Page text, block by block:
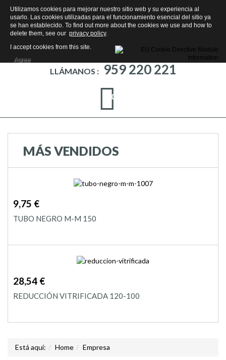
LLÁMANOS : 959 220 221
0
MÁS VENDIDOS
9,75 €
TUBO NEGRO M-M 150
28,54 €
REDUCCIÓN VITRIFICADA 120-100
Está aquí: Home Empresa
Utilizamos cookies para mejorar nuestro sitio web y su experiencia al
usarlo. Las cookies utilizadas para el funcionamiento esencial del sitio ya
se han establecido. To find out more about the cookies we use and how to
delete them, see our privacy policy.
I accept cookies from this site.
Agree